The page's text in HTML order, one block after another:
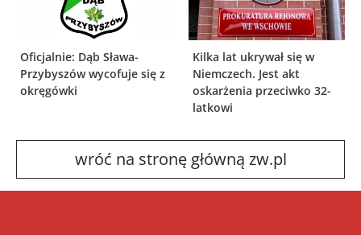
Oficjalnie: Dąb Sława-
Przybyszów wycofuje się z
okręgówki
Kilka lat ukrywał się w
Niemczech. Jest akt
oskarżenia przeciwko 32-
latkowi
wróć na stronę główną zw.pl